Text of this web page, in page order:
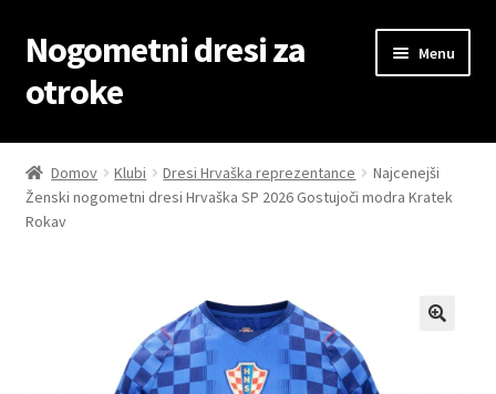
Skip
to
navigation
Skip
to
content
Nogometni dresi za
otroke
Menu
Domov
Blog
Domov Klubi Dresi Hrvaška reprezentance
Najcenejši
Ženski nogometni dresi Hrvaška SP 2026 Gostujoči modra Kratek
Rokav